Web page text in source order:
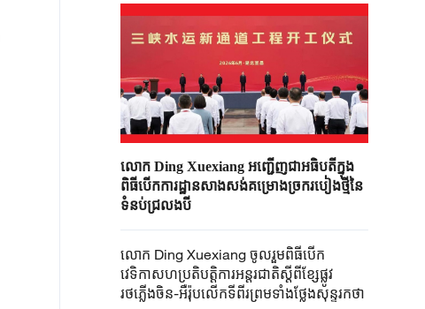
លោក Ding Xuexiang អញ្ជើញជាអធិបតីក្នុង
ពិធីបើកការដ្ឋានសាងសង់គម្រោងច្រករបៀងថ្មីនៃ
ទំនប់ជ្រលងបី
លោក Ding Xuexiang ចូលរួមពិធីបើក
វេទិកាសហប្រតិបត្តិការអន្តរជាតិស្តីពីខ្សែផ្លូវ
រថភ្លើងចិន-អឺរ៉ុបលើកទីពីរព្រមទាំងថ្លែងសុន្ទរកថា